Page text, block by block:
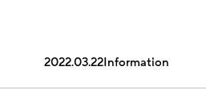
2022.03.22Information